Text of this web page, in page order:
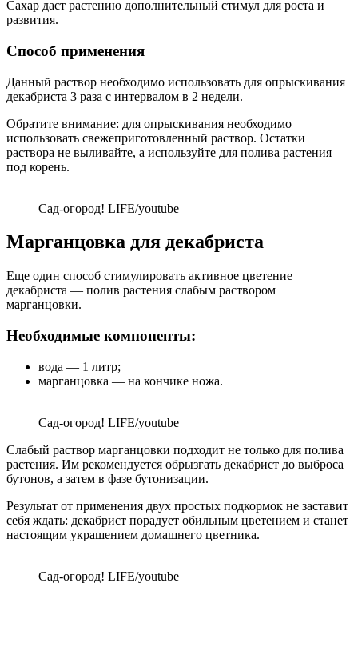
Сахар даст растению дополнительный стимул для роста и
развития.
Способ применения
Данный раствор необходимо использовать для опрыскивания
декабриста 3 раза с интервалом в 2 недели.
Обратите внимание: для опрыскивания необходимо
использовать свежеприготовленный раствор. Остатки
раствора не выливайте, а используйте для полива растения
под корень.
Сад-огород! LIFE/youtube
Марганцовка для декабриста
Еще один способ стимулировать активное цветение
декабриста — полив растения слабым раствором
марганцовки.
Необходимые компоненты:
вода — 1 литр;
марганцовка — на кончике ножа.
Сад-огород! LIFE/youtube
Слабый раствор марганцовки подходит не только для полива
растения. Им рекомендуется обрызгать декабрист до выброса
бутонов, а затем в фазе бутонизации.
Результат от применения двух простых подкормок не заставит
себя ждать: декабрист порадует обильным цветением и станет
настоящим украшением домашнего цветника.
Сад-огород! LIFE/youtube